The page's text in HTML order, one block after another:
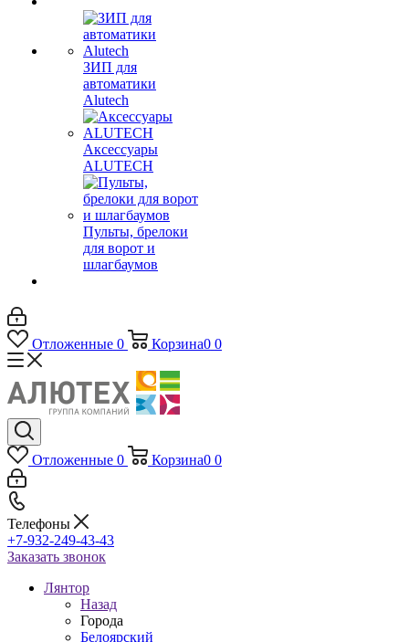
ЗИП для
автоматики
Alutech
Аксессуары
ALUTECH
Пульты, брелоки
для ворот и
шлагбаумов
Отложенные 0 Корзина0 0
Отложенные 0 Корзина0 0
Телефоны
+7-932-249-43-43
Заказать звонок
Лянтор
Назад
Города
Белоярский